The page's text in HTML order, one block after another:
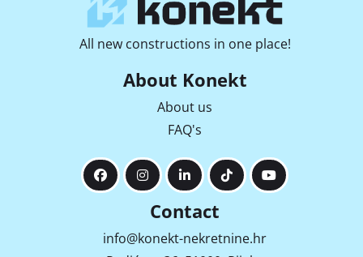
All new constructions in one place!
About Konekt
About us
FAQ's
Contact
info@konekt-nekretnine.hr